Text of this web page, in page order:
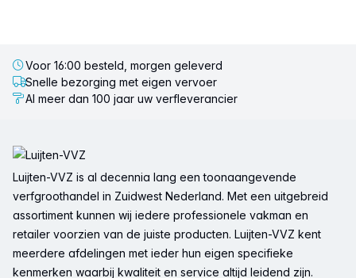
Voor 16:00 besteld, morgen geleverd
Snelle bezorging met eigen vervoer
Al meer dan 100 jaar uw verfleverancier
Luijten-VVZ is al decennia lang een toonaangevende
verfgroothandel in Zuidwest Nederland. Met een uitgebreid
assortiment kunnen wij iedere professionele vakman en
retailer voorzien van de juiste producten. Luijten-VVZ kent
meerdere afdelingen met ieder hun eigen specifieke
kenmerken waarbij kwaliteit en service altijd leidend zijn.